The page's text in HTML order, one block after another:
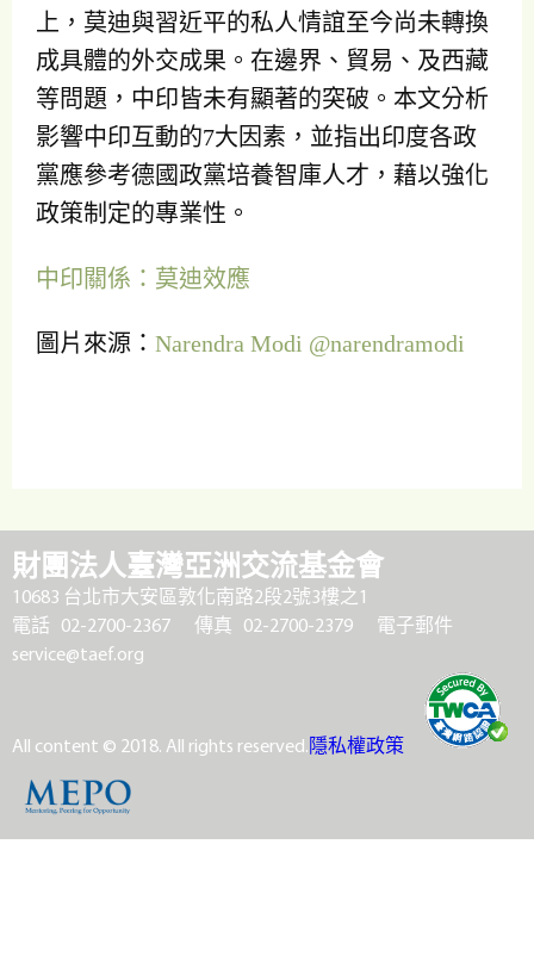
上，莫迪與習近平的私人情誼至今尚未轉換
成具體的外交成果。在邊界、貿易、及西藏
等問題，中印皆未有顯著的突破。本文分析
影響中印互動的7大因素，並指出印度各政
黨應參考德國政黨培養智庫人才，藉以強化
政策制定的專業性。
中印關係：莫迪效應
圖片來源： Narendra Modi @narendramodi
財團法人臺灣亞洲交流基金會
10683 台北市大安區敦化南路2段2號3樓之1
電話 02-2700-2367
傳真 02-2700-2379
電子郵件
service@taef.org
All content © 2018. All rights reserved.隱私權政策